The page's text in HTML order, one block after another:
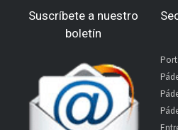
Suscríbete a nuestro
boletín